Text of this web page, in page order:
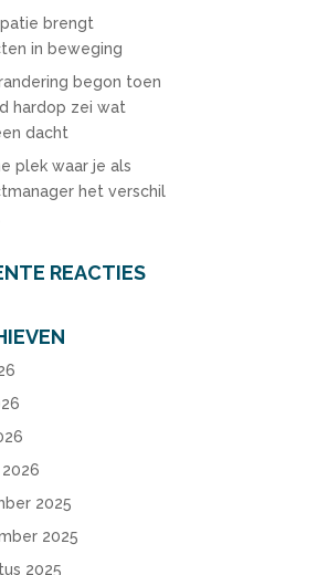
brengt
in beweging
begon toen
hardop zei wat
dacht
plek waar je als
het verschil
REACTIES
2025
2025
2025